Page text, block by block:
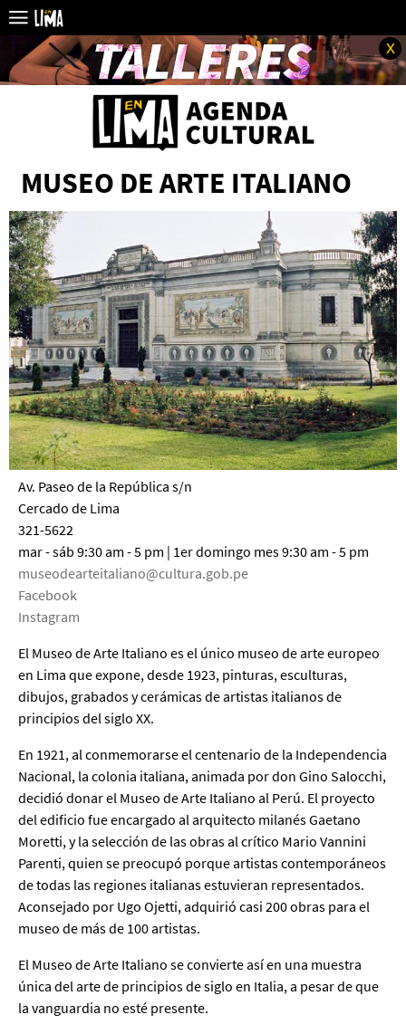
x
MUSEO DE ARTE ITALIANO
Av. Paseo de la República s/n
Cercado de Lima
321-5622
mar - sáb 9:30 am - 5 pm | 1er domingo mes 9:30 am - 5 pm
museodearteitaliano@cultura.gob.pe
Facebook
Instagram
El Museo de Arte Italiano es el único museo de arte europeo
en Lima que expone, desde 1923, pinturas, esculturas,
dibujos, grabados y cerámicas de artistas italianos de
principios del siglo XX.
En 1921, al conmemorarse el centenario de la Independencia
Nacional, la colonia italiana, animada por don Gino Salocchi,
decidió donar el Museo de Arte Italiano al Perú. El proyecto
del edificio fue encargado al arquitecto milanés Gaetano
Moretti, y la selección de las obras al crítico Mario Vannini
Parenti, quien se preocupó porque artistas contemporáneos
de todas las regiones italianas estuvieran representados.
Aconsejado por Ugo Ojetti, adquirió casi 200 obras para el
museo de más de 100 artistas.
El Museo de Arte Italiano se convierte así en una muestra
única del arte de principios de siglo en Italia, a pesar de que
la vanguardia no esté presente.